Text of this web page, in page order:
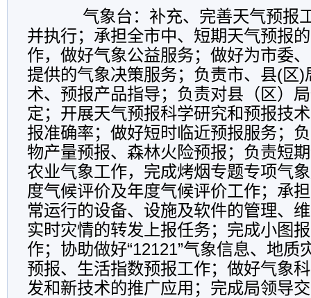
气象台：补充、完善天气预报
并执行；承担全市中、短期天气预报
作，做好气象公益服务；做好为市委
提供的气象决策服务；负责市、县(区)
术、预报产品指导；负责对县（区）
定；开展天气预报科学研究和预报技
报准确率；做好短时临近预报服务；
物产量预报、森林火险预报；负责短
农业气象工作，完成烤烟专题专项气
度气候评价及年度气候评价工作；承
常运行的设备、设施及软件的管理、
实时灾情的转发上报任务；完成小图
作；协助做好“12121”气象信息、地质
预报、生活指数预报工作；做好气象
发和新技术的推广应用；完成局领导